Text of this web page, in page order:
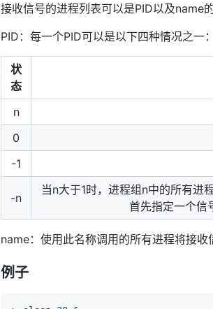
接收信号的进程列表可以是PID以及name的
PID：每一个PID可以是以下四种情况之一：
状
态
n
0
-1
-n
当n大于1时，进程组n中的所有进
首先指定一个信
name：使用此名称调用的所有进程将接收
例子